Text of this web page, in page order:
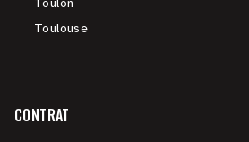
Toulon
Toulouse
CONTRAT